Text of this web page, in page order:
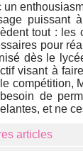
un
puissant
tout : les
pour
dès le
visant à
compétition,
de
et ne
articles